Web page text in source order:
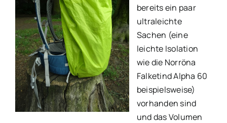
bereits ein paar
ultraleichte
Sachen (eine
leichte Isolation
wie die Norröna
Falketind Alpha 60
beispielsweise)
vorhanden sind
und das Volumen